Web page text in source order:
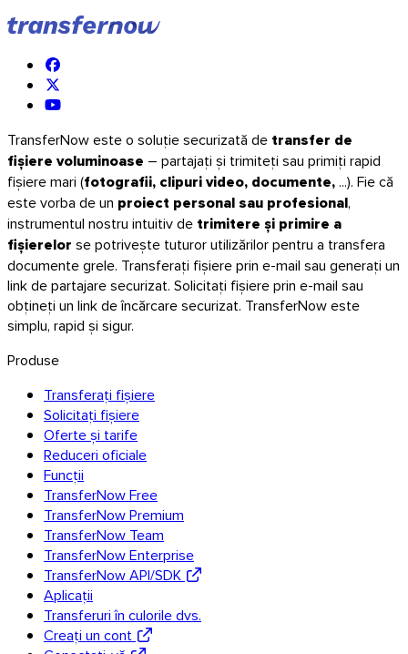
TransferNow este o soluție securizată de transfer de
fișiere voluminoase – partajați și trimiteți sau primiți rapid
fișiere mari (fotografii, clipuri video, documente,...). Fie că
este vorba de un proiect personal sau profesional,
instrumentul nostru intuitiv de trimitere și primire a
fișierelor se potrivește tuturor utilizărilor pentru a transfera
documente grele. Transferați fișiere prin e-mail sau generați un
link de partajare securizat. Solicitați fișiere prin e-mail sau
obțineți un link de încărcare securizat. TransferNow este
simplu, rapid și sigur.
Produse
Transferați fișiere
Solicitați fișiere
Oferte și tarife
Reduceri oficiale
Funcții
TransferNow Free
TransferNow Premium
TransferNow Team
TransferNow Enterprise
TransferNow API/SDK
Aplicații
Transferuri în culorile dvs.
Creați un cont